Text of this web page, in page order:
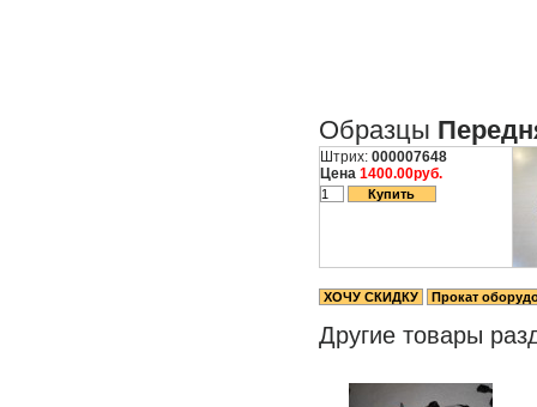
Образцы
Штрих: 000007648
Цена 1400.00руб.
Другие товары